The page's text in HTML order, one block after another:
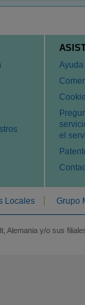
Ayuda
el
Locales Grupo
Alemania y/o sus